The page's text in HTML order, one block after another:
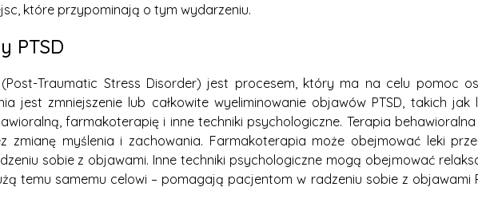
które przypominają o tym wydarzeniu.
PTSD
(Post-Traumatic Stress Disorder) jest procesem, który ma na celu pomoc
jest zmniejszenie lub całkowite wyeliminowanie objawów PTSD, takich
farmakoterapię i inne techniki psychologiczne. Terapia
zmianę myślenia i zachowania. Farmakoterapia może obejmować leki
sobie z objawami. Inne techniki psychologiczne mogą obejmować
temu samemu celowi – pomagają pacjentom w radzeniu sobie z objawami